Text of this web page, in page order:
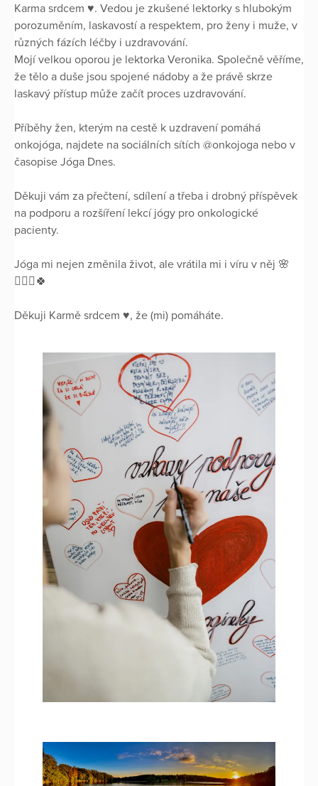
Karma srdcem ♥️. Vedou je zkušené lektorky s hlubokým
porozuměním, laskavostí a respektem, pro ženy i muže, v
různých fázích léčby i uzdravování.
Mojí velkou oporou je lektorka Veronika. Společně věříme,
že tělo a duše jsou spojené nádoby a že právě skrze
laskavý přístup může začít proces uzdravování.
Příběhy žen, kterým na cestě k uzdravení pomáhá
onkojóga, najdete na sociálních sítích @onkojoga nebo v
časopise Jóga Dnes.
Děkuji vám za přečtení, sdílení a třeba i drobný příspěvek
na podporu a rozšíření lekcí jógy pro onkologické
pacienty.
Jóga mi nejen změnila život, ale vrátila mi i víru v něj 🌸
🧘🏽‍♀️🍀
Děkuji Karmě srdcem ♥️, že (mi) pomáháte.